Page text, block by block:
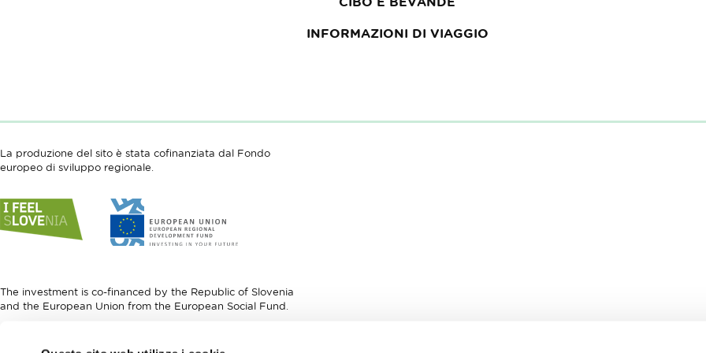
INFORMAZIONI DI VIAGGIO
La produzione del sito è stata cofinanziata dal Fondo
europeo di sviluppo regionale.
Link
to
website
Slovenia
Link
to
website
Development
Fund
The investment is co-financed by the Republic of Slovenia
and the European Union from the European Social Fund.